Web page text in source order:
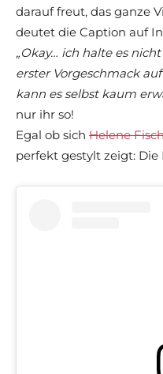
darauf freut, das ganze
deutet die Caption auf
„Okay… ich halte es
erster Vorgeschmack
kann es selbst kaum
nur ihr so!
Egal ob sich Helene
perfekt gestylt zeigt: Die